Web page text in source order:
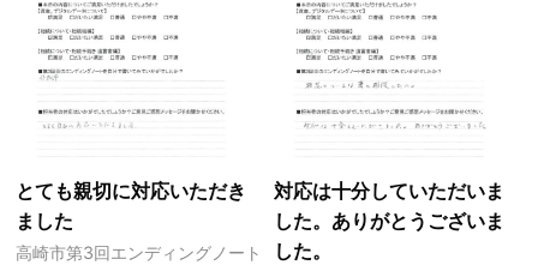
とても親切に対応いただき
ました
高崎市第3回エンディングノート
対応は十分していただいま
した。ありがとうございま
した。